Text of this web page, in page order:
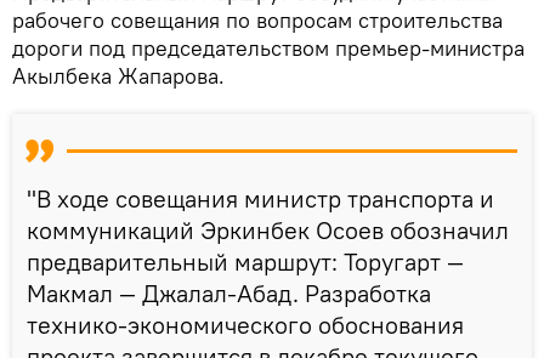
рабочего совещания по вопросам строительства
дороги под председательством премьер-министра
Акылбека Жапарова.
"В ходе совещания министр транспорта и
коммуникаций Эркинбек Осоев обозначил
предварительный маршрут: Торугарт —
Макмал — Джалал-Абад. Разработка
технико-экономического обоснования